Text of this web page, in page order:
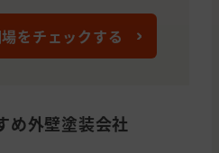
をチェックする
め外壁塗装会社